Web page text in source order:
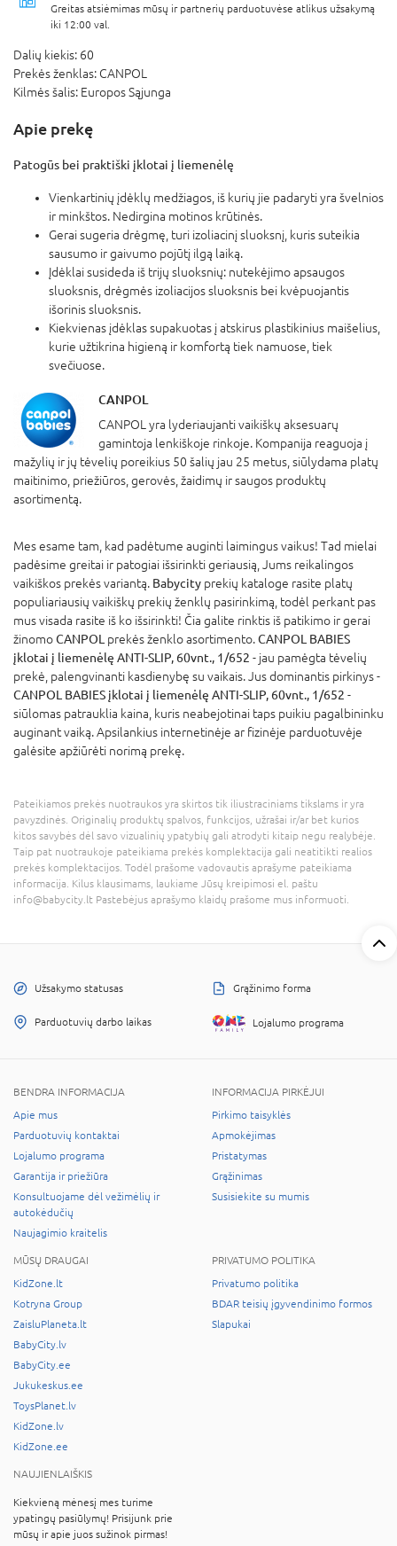
Greitas atsiėmimas mūsų ir partnerių parduotuvėse atlikus užsakymą
iki 12:00 val.
Dalių kiekis: 60
Prekės ženklas: CANPOL
Kilmės šalis: Europos Sąjunga
Apie prekę
Patogūs bei praktiški įklotai į liemenėlę
Vienkartinių įdėklų medžiagos, iš kurių jie padaryti yra švelnios
ir minkštos. Nedirgina motinos krūtinės.
Gerai sugeria drėgmę, turi izoliacinį sluoksnį, kuris suteikia
sausumo ir gaivumo pojūtį ilgą laiką.
Įdėklai susideda iš trijų sluoksnių: nutekėjimo apsaugos
sluoksnis, drėgmės izoliacijos sluoksnis bei kvėpuojantis
išorinis sluoksnis.
Kiekvienas įdėklas supakuotas į atskirus plastikinius maišelius,
kurie užtikrina higieną ir komfortą tiek namuose, tiek
svečiuose.
CANPOL
CANPOL yra lyderiaujanti vaikiškų aksesuarų
gamintoja lenkiškoje rinkoje. Kompanija reaguoja į
mažylių ir jų tėvelių poreikius 50 šalių jau 25 metus, siūlydama platų
maitinimo, priežiūros, gerovės, žaidimų ir saugos produktų
asortimentą.
Mes esame tam, kad padėtume auginti laimingus vaikus! Tad mielai
padėsime greitai ir patogiai išsirinkti geriausią, Jums reikalingos
vaikiškos prekės variantą. Babycity prekių kataloge rasite platų
populiariausių vaikiškų prekių ženklų pasirinkimą, todėl perkant pas
mus visada rasite iš ko išsirinkti! Čia galite rinktis iš patikimo ir gerai
žinomoCANPOL prekės ženklo asortimento.CANPOL BABIES
įklotai į liemenėlę ANTI-SLIP, 60vnt., 1/652 - jau pamėgta tėvelių
prekė, palengvinanti kasdienybę su vaikais. Jus dominantis pirkinys -
CANPOL BABIES įklotai į liemenėlę ANTI-SLIP, 60vnt., 1/652 -
siūlomas patrauklia kaina, kuris neabejotinai taps puikiu pagalbininku
auginant vaiką. Apsilankius internetinėje ar fizinėje parduotuvėje
galėsite apžiūrėti norimą prekę.
Pateikiamos prekės nuotraukos yra skirtos tik iliustraciniams tikslams ir yra
pavyzdinės. Originalių produktų spalvos, funkcijos, užrašai ir/ar bet kurios
kitos savybės dėl savo vizualinių ypatybių gali atrodyti kitaip negu realybėje.
Taip pat nuotraukoje pateikiama prekės komplektacija gali neatitikti realios
prekės komplektacijos. Todėl prašome vadovautis aprašyme pateikiama
informacija. Kilus klausimams, laukiame Jūsų kreipimosi el. paštu
info@babycity.lt Pastebėjus aprašymo klaidų prašome mus informuoti.
Užsakymo statusas Grąžinimo forma
Parduotuvių darbo laikas Lojalumo programa
BENDRA INFORMACIJA
Apie mus
Parduotuvių kontaktai
Lojalumo programa
Garantija ir priežiūra
Konsultuojame dėl vežimėlių ir
autokėdučių
Naujagimio kraitelis
INFORMACIJA PIRKĖJUI
Pirkimo taisyklės
Apmokėjimas
Pristatymas
Grąžinimas
Susisiekite su mumis
MŪSŲ DRAUGAI
KidZone.lt
Kotryna Group
ZaisluPlaneta.lt
BabyCity.lv
BabyCity.ee
Jukukeskus.ee
ToysPlanet.lv
KidZone.lv
KidZone.ee
PRIVATUMO POLITIKA
Privatumo politika
BDAR teisių įgyvendinimo formos
Slapukai
NAUJIENLAIŠKIS
Kiekvieną mėnesį mes turime
ypatingų pasiūlymų! Prisijunk prie
mūsų ir apie juos sužinok pirmas!